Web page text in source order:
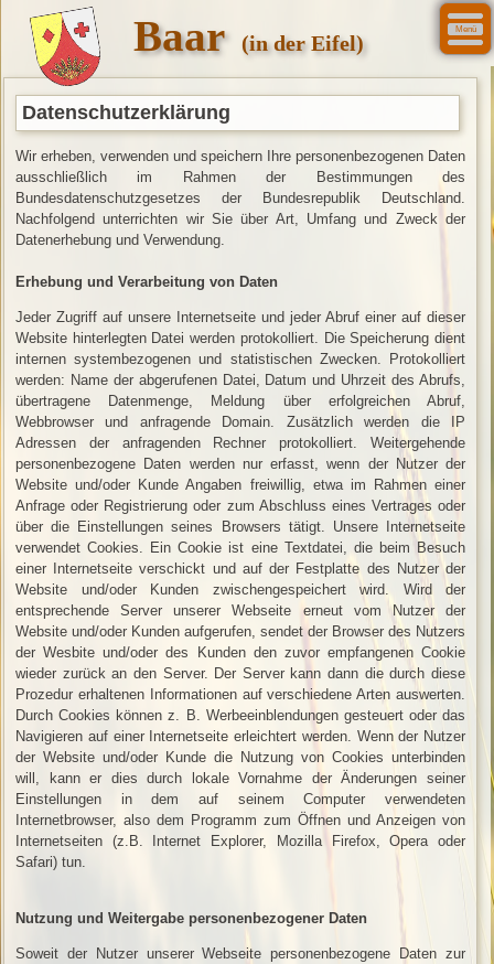
Menü
Baar (in der Eifel)
Datenschutzerklärung
Wir erheben, verwenden und speichern Ihre personenbezogenen Daten
ausschließlich im Rahmen der Bestimmungen des
Bundesdatenschutzgesetzes der Bundesrepublik Deutschland.
Nachfolgend unterrichten wir Sie über Art, Umfang und Zweck der
Datenerhebung und Verwendung.
Erhebung und Verarbeitung von Daten
Jeder Zugriff auf unsere Internetseite und jeder Abruf einer auf dieser
Website hinterlegten Datei werden protokolliert. Die Speicherung dient
internen systembezogenen und statistischen Zwecken. Protokolliert
werden: Name der abgerufenen Datei, Datum und Uhrzeit des Abrufs,
übertragene Datenmenge, Meldung über erfolgreichen Abruf,
Webbrowser und anfragende Domain. Zusätzlich werden die IP
Adressen der anfragenden Rechner protokolliert. Weitergehende
personenbezogene Daten werden nur erfasst, wenn der Nutzer der
Website und/oder Kunde Angaben freiwillig, etwa im Rahmen einer
Anfrage oder Registrierung oder zum Abschluss eines Vertrages oder
über die Einstellungen seines Browsers tätigt. Unsere Internetseite
verwendet Cookies. Ein Cookie ist eine Textdatei, die beim Besuch
einer Internetseite verschickt und auf der Festplatte des Nutzer der
Website und/oder Kunden zwischengespeichert wird. Wird der
entsprechende Server unserer Webseite erneut vom Nutzer der
Website und/oder Kunden aufgerufen, sendet der Browser des Nutzers
der Wesbite und/oder des Kunden den zuvor empfangenen Cookie
wieder zurück an den Server. Der Server kann dann die durch diese
Prozedur erhaltenen Informationen auf verschiedene Arten auswerten.
Durch Cookies können z. B. Werbeeinblendungen gesteuert oder das
Navigieren auf einer Internetseite erleichtert werden. Wenn der Nutzer
der Website und/oder Kunde die Nutzung von Cookies unterbinden
will, kann er dies durch lokale Vornahme der Änderungen seiner
Einstellungen in dem auf seinem Computer verwendeten
Internetbrowser, also dem Programm zum Öffnen und Anzeigen von
Internetseiten (z.B. Internet Explorer, Mozilla Firefox, Opera oder
Safari) tun.
Nutzung und Weitergabe personenbezogener Daten
Soweit der Nutzer unserer Webseite personenbezogene Daten zur